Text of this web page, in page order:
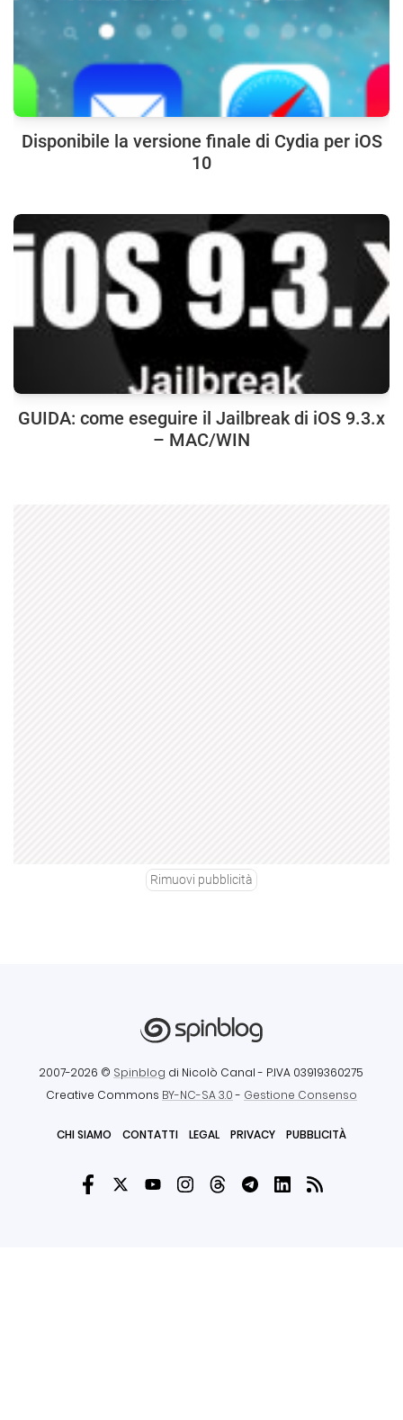
Disponibile la versione finale di Cydia per iOS
10
GUIDA: come eseguire il Jailbreak di iOS 9.3.x
– MAC/WIN
Rimuovi pubblicità
2007-2026 © Spinblog di Nicolò Canal - P.IVA 03919360275
Creative Commons BY-NC-SA 3.0- Gestione Consenso
CHI SIAMO CONTATTI LEGAL PRIVACY PUBBLICITÀ